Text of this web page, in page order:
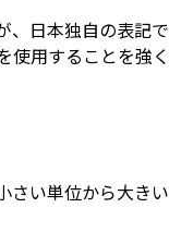
、日本独自の表
用することを強
い単位から大き